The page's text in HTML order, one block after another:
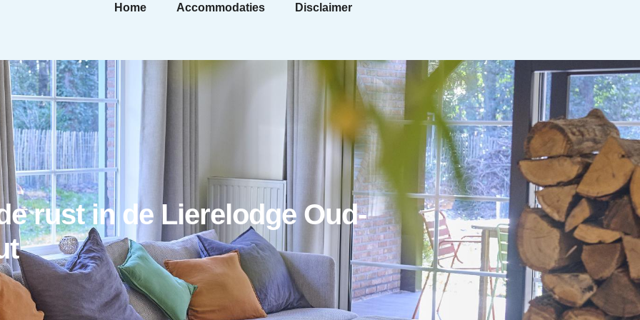
Home Accommodaties Disclaimer
rust in de Lierelodge Oud-